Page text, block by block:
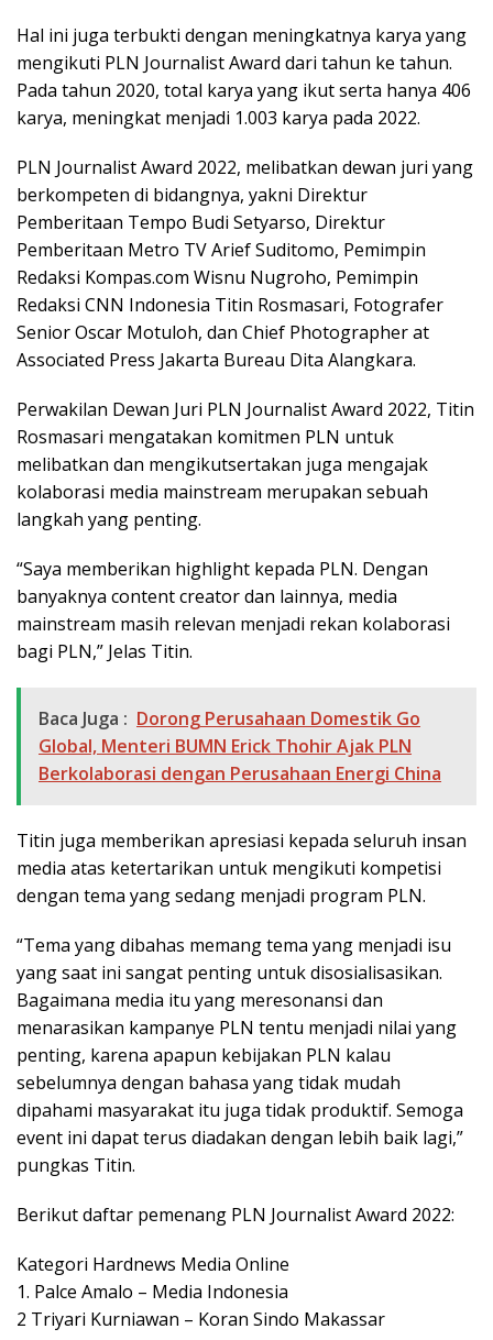
Hal ini juga terbukti dengan meningkatnya karya yang
mengikuti PLN Journalist Award dari tahun ke tahun.
Pada tahun 2020, total karya yang ikut serta hanya 406
karya, meningkat menjadi 1.003 karya pada 2022.
PLN Journalist Award 2022, melibatkan dewan juri yang
berkompeten di bidangnya, yakni Direktur
Pemberitaan Tempo Budi Setyarso, Direktur
Pemberitaan Metro TV Arief Suditomo, Pemimpin
Redaksi Kompas.com Wisnu Nugroho, Pemimpin
Redaksi CNN Indonesia Titin Rosmasari, Fotografer
Senior Oscar Motuloh, dan Chief Photographer at
Associated Press Jakarta Bureau Dita Alangkara.
Perwakilan Dewan Juri PLN Journalist Award 2022, Titin
Rosmasari mengatakan komitmen PLN untuk
melibatkan dan mengikutsertakan juga mengajak
kolaborasi media mainstream merupakan sebuah
langkah yang penting.
“Saya memberikan highlight kepada PLN. Dengan
banyaknya content creator dan lainnya, media
mainstream masih relevan menjadi rekan kolaborasi
bagi PLN,” Jelas Titin.
Baca Juga : Dorong Perusahaan Domestik Go
Global, Menteri BUMN Erick Thohir Ajak PLN
Berkolaborasi dengan Perusahaan Energi China
Titin juga memberikan apresiasi kepada seluruh insan
media atas ketertarikan untuk mengikuti kompetisi
dengan tema yang sedang menjadi program PLN.
“Tema yang dibahas memang tema yang menjadi isu
yang saat ini sangat penting untuk disosialisasikan.
Bagaimana media itu yang meresonansi dan
menarasikan kampanye PLN tentu menjadi nilai yang
penting, karena apapun kebijakan PLN kalau
sebelumnya dengan bahasa yang tidak mudah
dipahami masyarakat itu juga tidak produktif. Semoga
event ini dapat terus diadakan dengan lebih baik lagi,”
pungkas Titin.
Berikut daftar pemenang PLN Journalist Award 2022:
Kategori Hardnews Media Online
1. Palce Amalo – Media Indonesia
2 Triyari Kurniawan – Koran Sindo Makassar